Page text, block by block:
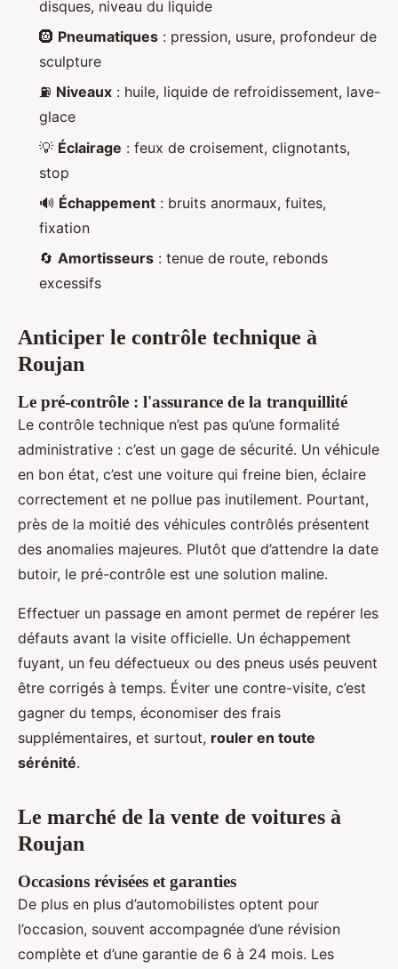
disques, niveau du liquide
🛞 Pneumatiques : pression, usure, profondeur de
sculpture
⛽ Niveaux : huile, liquide de refroidissement, lave-
glace
💡 Éclairage : feux de croisement, clignotants,
stop
🔊 Échappement : bruits anormaux, fuites,
fixation
🔄 Amortisseurs : tenue de route, rebonds
excessifs
Anticiper le contrôle technique à
Roujan
Le pré-contrôle : l'assurance de la tranquillité
Le contrôle technique n’est pas qu’une formalité
administrative : c’est un gage de sécurité. Un véhicule
en bon état, c’est une voiture qui freine bien, éclaire
correctement et ne pollue pas inutilement. Pourtant,
près de la moitié des véhicules contrôlés présentent
des anomalies majeures. Plutôt que d’attendre la date
butoir, le pré-contrôle est une solution maline.
Effectuer un passage en amont permet de repérer les
défauts avant la visite officielle. Un échappement
fuyant, un feu défectueux ou des pneus usés peuvent
être corrigés à temps. Éviter une contre-visite, c’est
gagner du temps, économiser des frais
supplémentaires, et surtout, rouler en toute
sérénité.
Le marché de la vente de voitures à
Roujan
Occasions révisées et garanties
De plus en plus d’automobilistes optent pour
l’occasion, souvent accompagnée d’une révision
complète et d’une garantie de 6 à 24 mois. Les